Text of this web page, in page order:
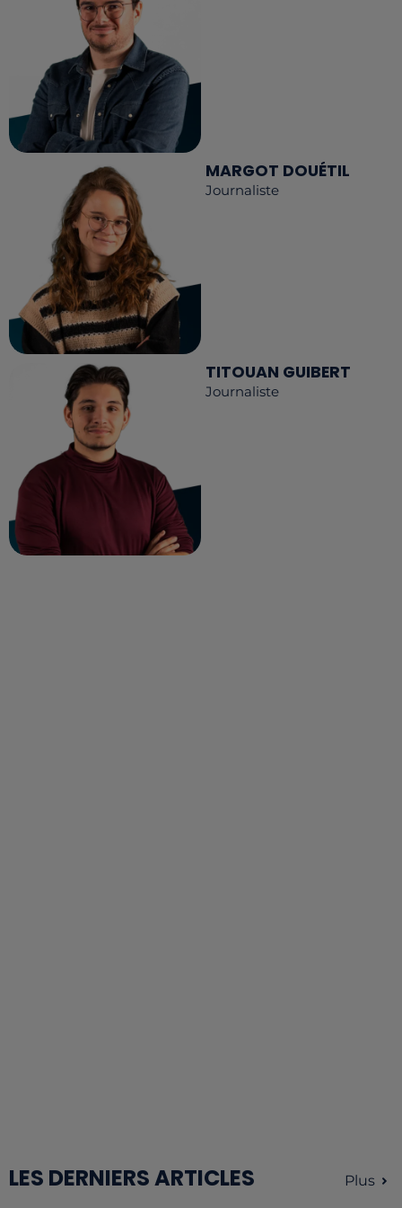
MARGOT DOUÉTIL
Journaliste
TITOUAN GUIBERT
Journaliste
LES DERNIERS ARTICLES Plus